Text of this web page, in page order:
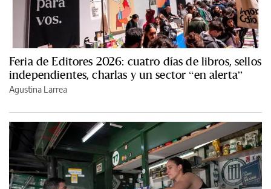
Feria de Editores 2026: cuatro días de libros, sellos
independientes, charlas y un sector “en alerta”
Agustina Larrea